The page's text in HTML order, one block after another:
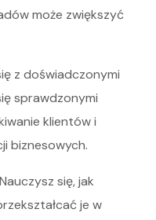
może zwiększyć
z doświadczonymi
sprawdzonymi
klientów i
biznesowych.
się, jak
je w